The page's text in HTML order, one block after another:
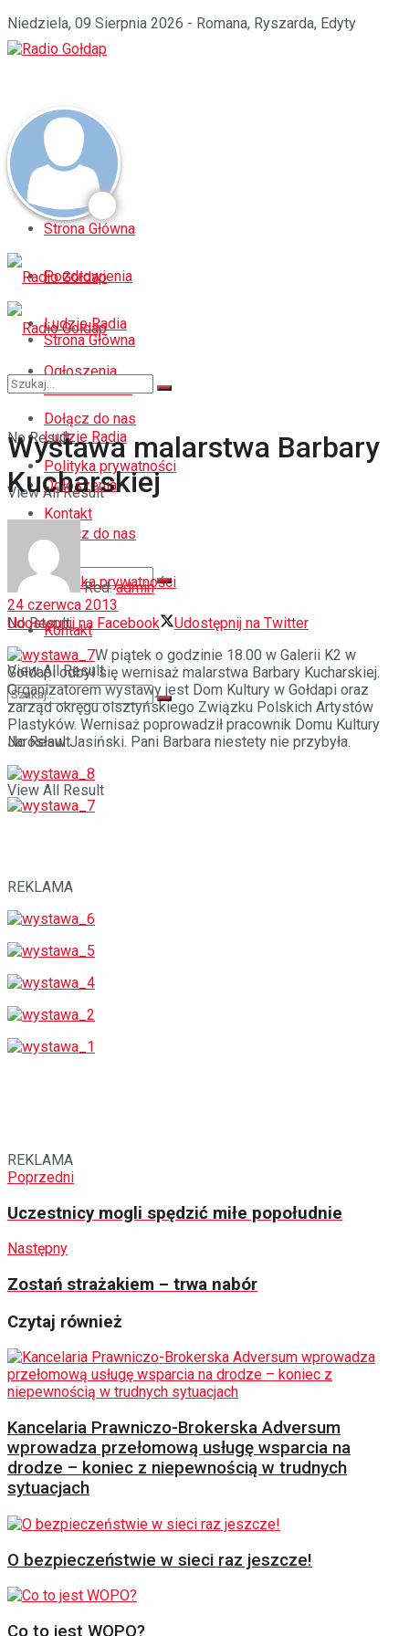
Niedziela, 09 Sierpnia 2026 - Romana, Ryszarda, Edyty
Strona Główna
Pozdrowienia
Ludzie Radia
Ogłoszenia
Dołącz do nas
Polityka prywatności
Kontakt
No Result
View All Result
Strona Główna
Pozdrowienia
Ludzie Radia
Ogłoszenia
Dołącz do nas
Polityka prywatności
Kontakt
No Result
View All Result
No Result
View All Result
Wystawa malarstwa Barbary
Kucharskiej
Red. admin
24 czerwca 2013
Udostępnij na Facebook
Udostępnij na Twitter
W piątek o godzinie 18.00 w Galerii K2 w
Gołdapi odbył się wernisaż malarstwa Barbary Kucharskiej.
Organizatorem wystawy jest Dom Kultury w Gołdapi oraz
zarząd okręgu olsztyńskiego Związku Polskich Artystów
Plastyków. Wernisaż poprowadził pracownik Domu Kultury
Jarosław Jasiński. Pani Barbara niestety nie przybyła.
REKLAMA
REKLAMA
Poprzedni
Uczestnicy mogli spędzić miłe popołudnie
Następny
Zostań strażakiem – trwa nabór
Czytaj również
Kancelaria Prawniczo-Brokerska Adversum
wprowadza przełomową usługę wsparcia na
drodze – koniec z niepewnością w trudnych
sytuacjach
O bezpieczeństwie w sieci raz jeszcze!
Co to jest WOPO?